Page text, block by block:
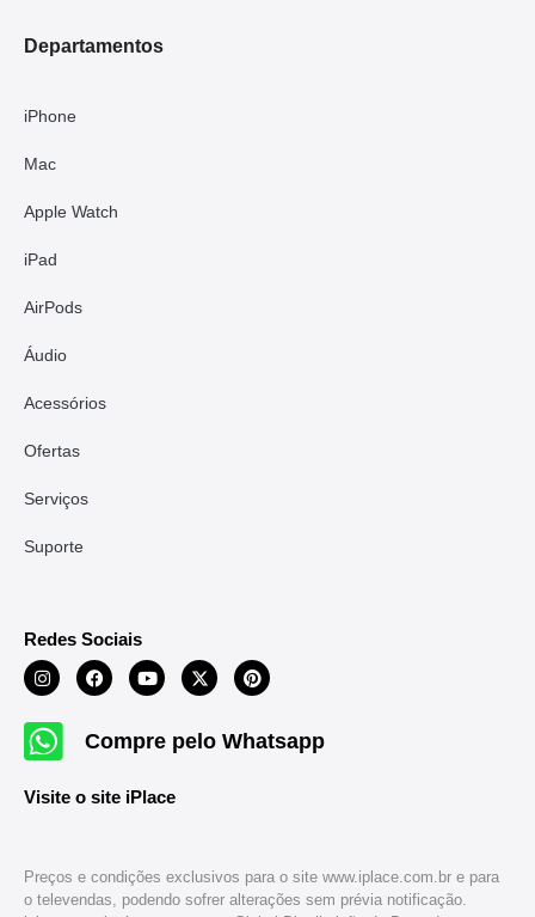
Departamentos
iPhone
Mac
Apple Watch
iPad
AirPods
Áudio
Acessórios
Ofertas
Serviços
Suporte
Redes Sociais
Compre pelo Whatsapp
Visite o site iPlace
Preços e condições exclusivos para o site www.iplace.com.br e para
o televendas, podendo sofrer alterações sem prévia notificação.